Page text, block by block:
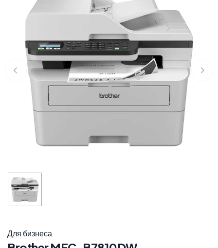
Для бизнеса